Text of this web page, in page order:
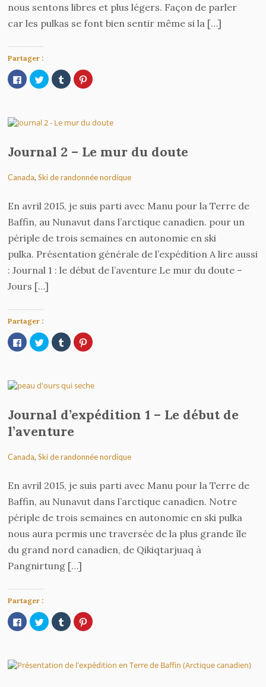
nous sentons libres et plus légers. Façon de parler
car les pulkas se font bien sentir même si la […]
Partager :
Cliquez
pour
partager
une
nouvelle
Cliquez
pour
partager
une
nouvelle
Cliquez
pour
partager
une
nouvelle
Cliquez
pour
une
nouvelle
Journal 2 – Le mur du doute
Canada,Ski de randonnée nordique
En avril 2015, je suis parti avec Manu pour la Terre de
Baffin, au Nunavut dans l’arctique canadien. pour un
périple de trois semaines en autonomie en ski
pulka. Présentation générale de l’expédition A lire aussi
: Journal 1 : le début de l’aventure Le mur du doute –
Jours […]
Partager :
Cliquez
pour
partager
une
nouvelle
Cliquez
pour
partager
une
nouvelle
Cliquez
pour
partager
une
nouvelle
Cliquez
pour
une
nouvelle
Journal d’expédition 1 – Le début de
l’aventure
Canada,Ski de randonnée nordique
En avril 2015, je suis parti avec Manu pour la Terre de
Baffin, au Nunavut dans l’arctique canadien. Notre
périple de trois semaines en autonomie en ski pulka
nous aura permis une traversée de la plus grande île
du grand nord canadien, de Qikiqtarjuaq à
Pangnirtung […]
Partager :
Cliquez
pour
partager
une
nouvelle
Cliquez
pour
partager
une
nouvelle
Cliquez
pour
partager
une
nouvelle
Cliquez
pour
une
nouvelle